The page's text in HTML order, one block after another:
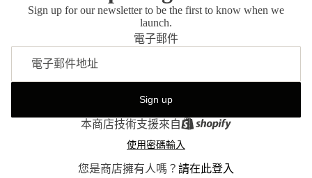
Sign up for our newsletter to be the first to know when we
launch.
電子郵件
Sign up
本商店技術支援來自
使用密碼輸入
您是商店擁有人嗎？ 請在此登入